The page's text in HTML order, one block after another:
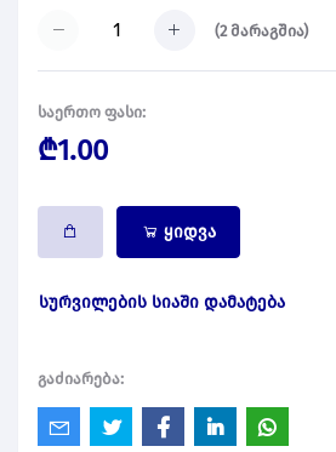
(2 მარაგშია)
საერთო ფასი:
₾1.00
ყიდვა
სურვილების სიაში დამატება
გაძიარება: